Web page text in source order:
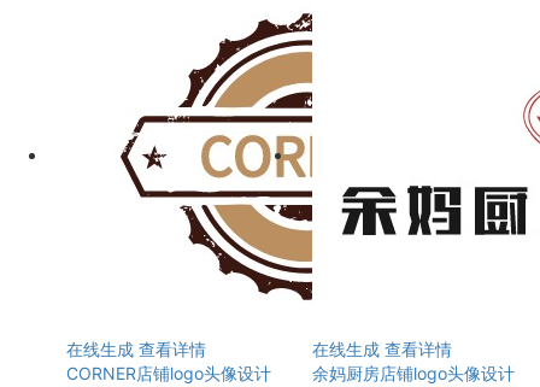
在线生成 查看详情
CORNER店铺logo头像设计
在线生成 查看详情
余妈厨房店铺logo头像设计